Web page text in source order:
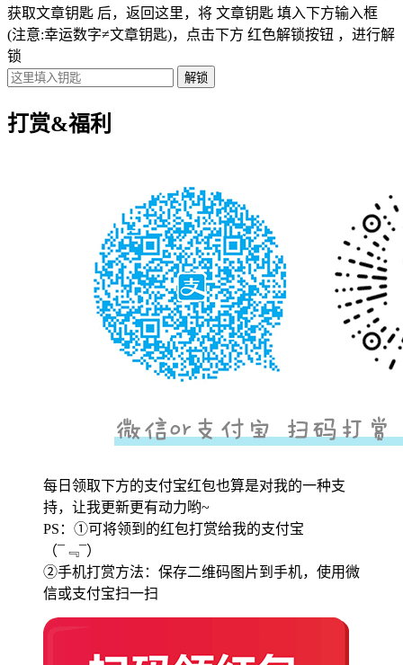
获取文章钥匙 后，返回这里，将 文章钥匙 填入下方输入框
(注意:幸运数字≠文章钥匙)，点击下方 红色解锁按钮 ，进行解
锁
打赏&福利
每日领取下方的支付宝红包也算是对我的一种支
持，让我更新更有动力哟~
PS：①可将领到的红包打赏给我的支付宝
（¯﹃¯）
②手机打赏方法：保存二维码图片到手机，使用微
信或支付宝扫一扫